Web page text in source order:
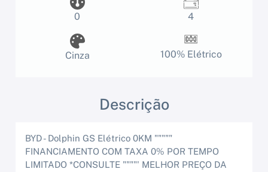
0 4
Cinza 100% Elétrico
Descrição
BYD - Dolphin GS Elétrico 0KM """""
FINANCIAMENTO COM TAXA 0% POR TEMPO
LIMITADO *CONSULTE """"' MELHOR PREÇO DA